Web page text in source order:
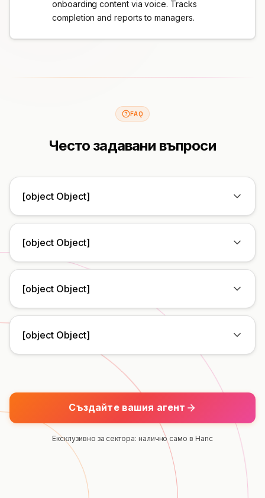
onboarding content via voice. Tracks
completion and reports to managers.
FAQ
Често задавани въпроси
[object Object]
[object Object]
[object Object]
[object Object]
Създайте вашия агент
Ексклузивно за сектора: налично само в Hanc